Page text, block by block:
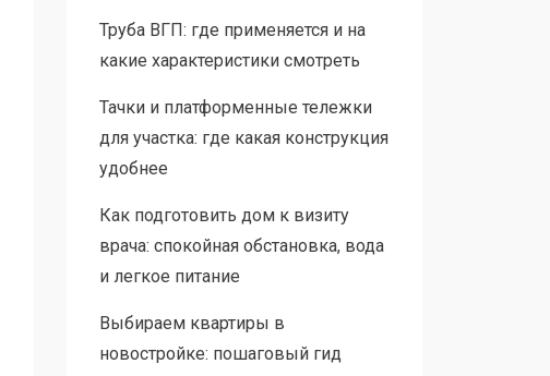
Труба ВГП: где применяется и на
какие характеристики смотреть
Тачки и платформенные тележки
для участка: где какая конструкция
удобнее
Как подготовить дом к визиту
врача: спокойная обстановка, вода
и легкое питание
Выбираем квартиры в
новостройке: пошаговый гид